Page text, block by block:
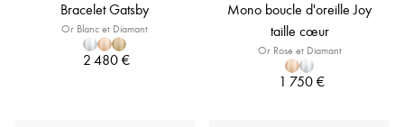
Bracelet Gatsby
Or Blanc et Diamant
2 480 €
Mono boucle d'oreille Joy
taille cœur
Or Rose et Diamant
1 750 €